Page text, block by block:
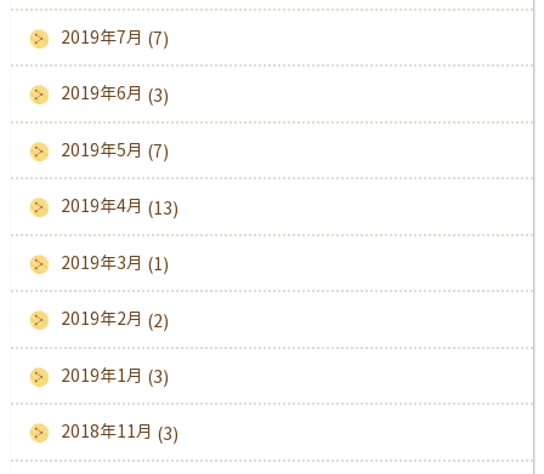
2019年7月 (7)
2019年6月 (3)
2019年5月 (7)
2019年4月 (13)
2019年3月 (1)
2019年2月 (2)
2019年1月 (3)
2018年11月 (3)